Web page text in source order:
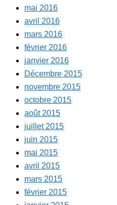
mai 2016
avril 2016
mars 2016
février 2016
janvier 2016
Décembre 2015
novembre 2015
octobre 2015
août 2015
juillet 2015
juin 2015
mai 2015
avril 2015
mars 2015
février 2015